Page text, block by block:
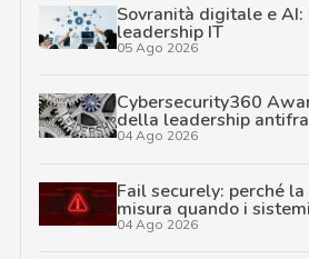
Sovranità digitale e
leadership IT
05 Ago 2026
Cybersecurity360
della leadership
04 Ago 2026
Fail securely: perché
misura quando i
04 Ago 2026